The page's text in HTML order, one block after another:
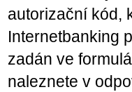
autorizační kód,
Internetbanking
zadán ve
naleznete v